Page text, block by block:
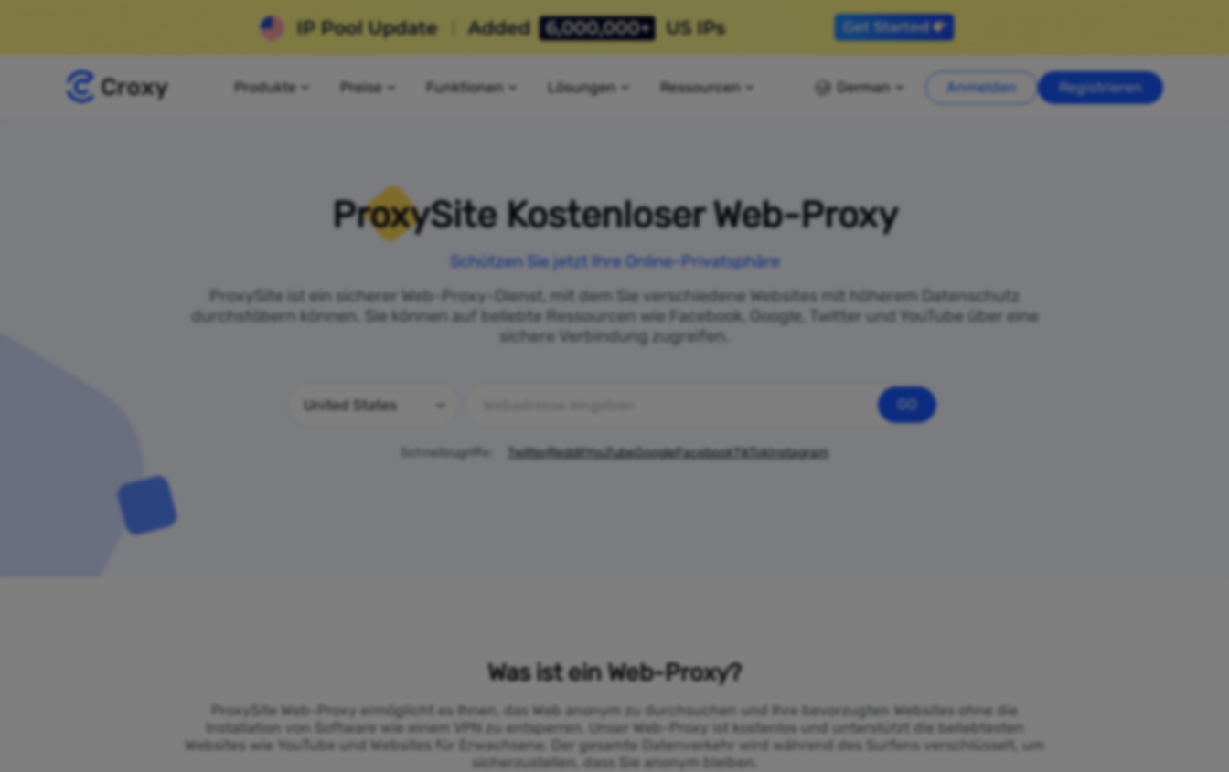
Produkte Preise Funktionen Lösungen Ressourcen German Anmelden Registrieren
ProxySite Kostenloser Web-Proxy
Schützen Sie jetzt Ihre Online-Privatsphäre
ProxySite ist ein sicherer Web-Proxy-Dienst, mit dem Sie verschiedene Websites mit höherem Datenschutz
durchstöbern können. Sie können auf beliebte Ressourcen wie Facebook, Google, Twitter und YouTube über eine
sichere Verbindung zugreifen.
United States GO
Schnellzugriffe: TwitterReddit YouTubeGoogleFacebook TikTokInstagram
Was ist ein Web-Proxy?
ProxySite Web-Proxy ermöglicht es Ihnen, das Web anonym zu durchsuchen und Ihre bevorzugten Websites ohne die
Installation von Software wie einem VPN zu entsperren. Unser Web-Proxy ist kostenlos und unterstützt die beliebtesten
Websites wie YouTube und Websites für Erwachsene. Der gesamte Datenverkehr wird während des Surfens verschlüsselt, um
sicherzustellen, dass Sie anonym bleiben.